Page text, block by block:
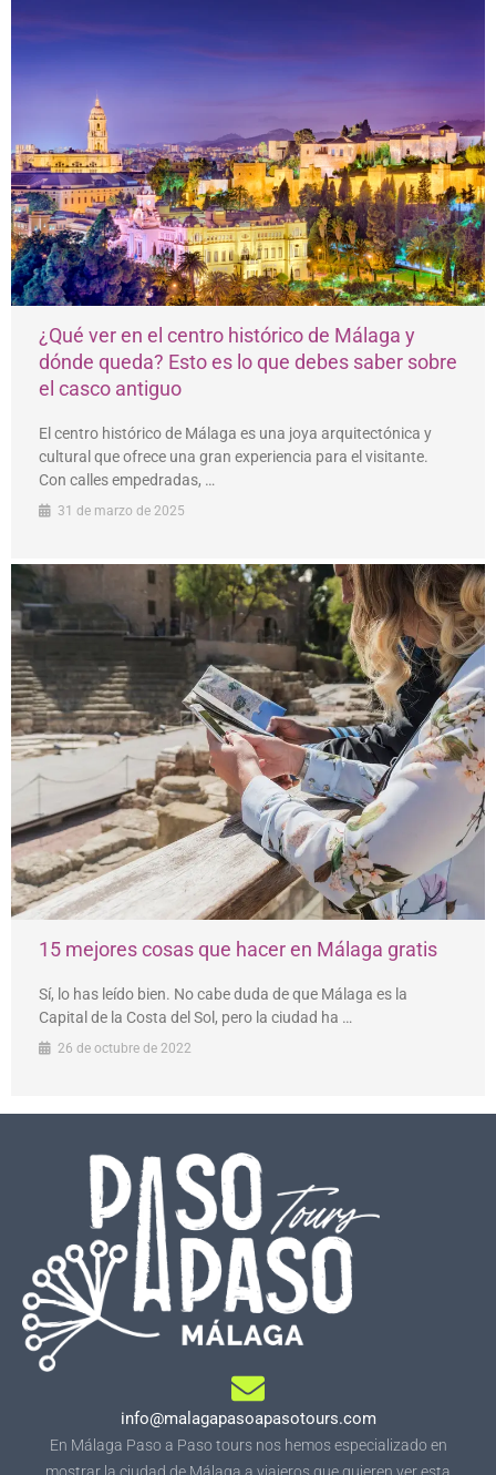
¿Qué ver en el centro histórico de Málaga y
dónde queda? Esto es lo que debes saber sobre
el casco antiguo
El centro histórico de Málaga es una joya arquitectónica y
cultural que ofrece una gran experiencia para el visitante.
Con calles empedradas, …
31 de marzo de 2025
15 mejores cosas que hacer en Málaga gratis
Sí, lo has leído bien. No cabe duda de que Málaga es la
Capital de la Costa del Sol, pero la ciudad ha …
26 de octubre de 2022
info@malagapasoapasotours.com
En Málaga Paso a Paso tours nos hemos especializado en